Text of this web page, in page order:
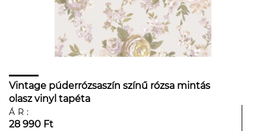
Vintage púderrózsaszín színű rózsa mintás
olasz vinyl tapéta
ÁR:
28 990 Ft